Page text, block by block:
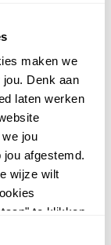
maken we
Denk aan
laten werken
jou
afgestemd.
wijze wilt
te klikken.